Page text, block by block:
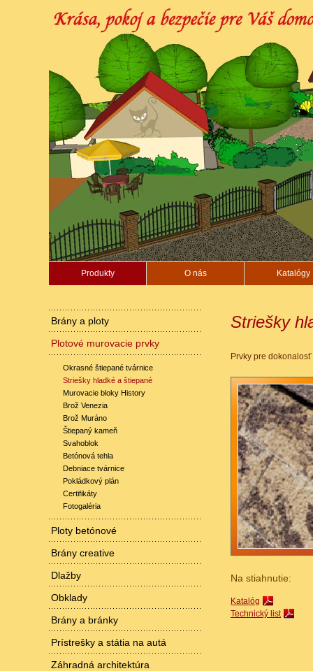
Produkty O nás Katalógy
Brány a ploty
Plotové murovacie prvky
Okrasné štiepané tvárnice
Striešky hladké a štiepané
Murovacie bloky History
Brož Venezia
Brož Muráno
Štiepaný kameň
Svahoblok
Betónová tehla
Debniace tvárnice
Pokládkový plán
Certifikáty
Fotogaléria
Ploty betónové
Brány creative
Dlažby
Obklady
Brány a bránky
Prístrešky a státia na autá
Záhradná architektúra
Striešky
Prvky pre
Na stiahnutie:
Katalóg
Technický list